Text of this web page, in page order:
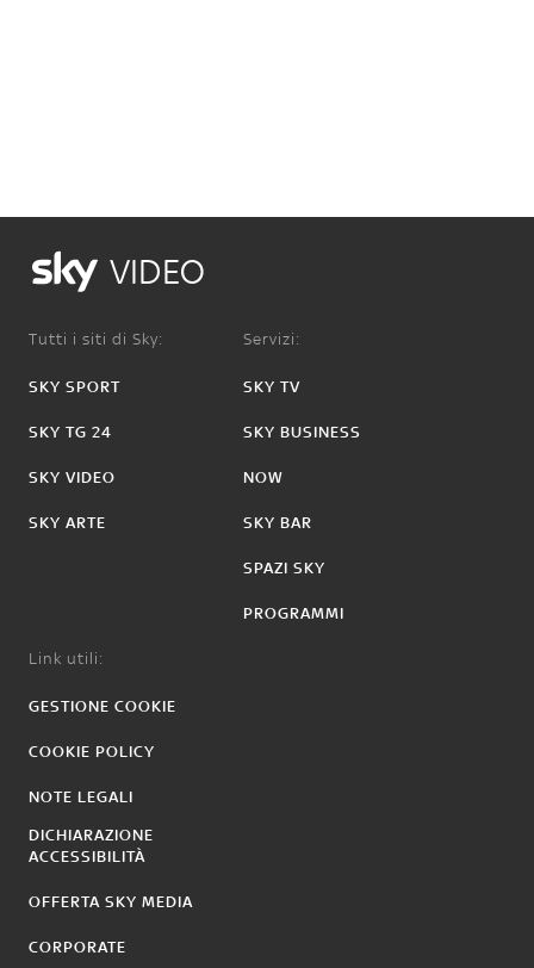
VIDEO
Tutti i siti di Sky:
SKY SPORT
SKY TG 24
SKY VIDEO
SKY ARTE
Servizi:
SKY TV
SKY BUSINESS
NOW
SKY BAR
SPAZI SKY
PROGRAMMI
Link utili:
GESTIONE COOKIE
COOKIE POLICY
NOTE LEGALI
DICHIARAZIONE
ACCESSIBILITÀ
OFFERTA SKY MEDIA
CORPORATE